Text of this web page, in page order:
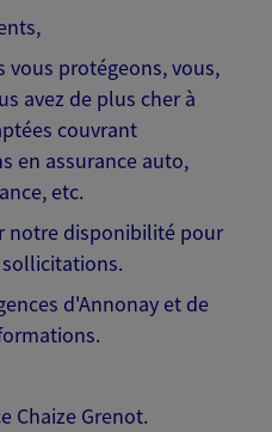
vous protégeons, vous,
avez de plus cher à
couvrant
en assurance auto,
etc.
notre disponibilité pour
d'Annonay et de
Chaize Grenot.